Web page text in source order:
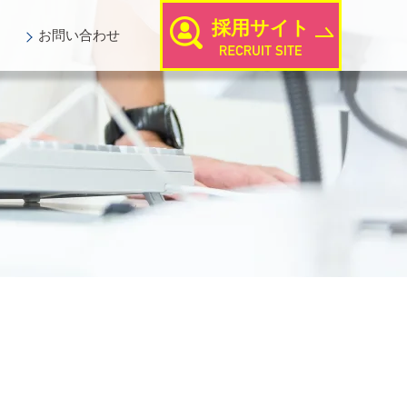
お問い合わせ 採用サイト